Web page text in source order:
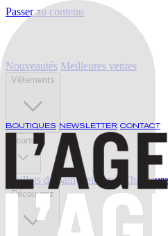
Passer au contenu
BOUTIQUES NEWSLETTER CONTACT
Nouveautés Meilleures ventes
Vêtements
Jeans
Maillots de bain Ceintures
Découvrez